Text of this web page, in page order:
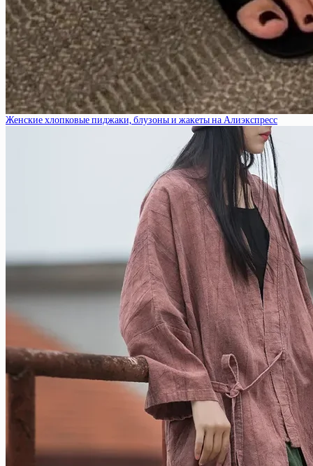
Женские хлопковые пиджаки, блузоны и жакеты на Алиэкспресс